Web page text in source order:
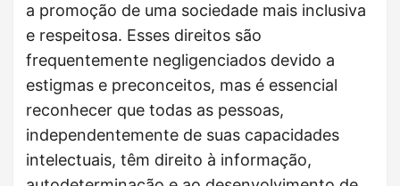
a promoção de uma sociedade mais inclusiva
e respeitosa. Esses direitos são
frequentemente negligenciados devido a
estigmas e preconceitos, mas é essencial
reconhecer que todas as pessoas,
independentemente de suas capacidades
intelectuais, têm direito à informação,